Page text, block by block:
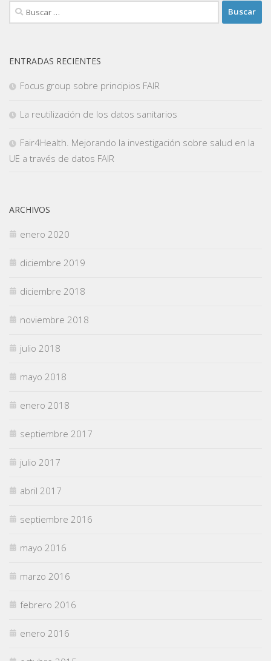
Buscar:
ENTRADAS RECIENTES
Focus group sobre principios FAIR
La reutilización de los datos sanitarios
Fair4Health. Mejorando la investigación sobre salud en la
UE a través de datos FAIR
ARCHIVOS
enero 2020
diciembre 2019
diciembre 2018
noviembre 2018
julio 2018
mayo 2018
enero 2018
septiembre 2017
julio 2017
abril 2017
septiembre 2016
mayo 2016
marzo 2016
febrero 2016
enero 2016